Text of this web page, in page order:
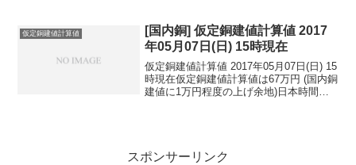
民元：...
仮定銅建値計算値
[国内銅] 仮定銅建値計算値 2017
年05月07日(日) 15時現在
仮定銅建値計算値 2017年05月07日(日) 15
時現在仮定銅建値計算値は67万円 (国内銅
建値に1万円程度の上げ余地)日本時間
スポンサーリンク